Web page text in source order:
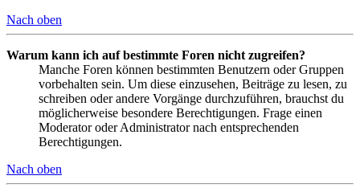
Nach oben
Warum kann ich auf bestimmte Foren nicht zugreifen?
Manche Foren können bestimmten Benutzern oder Gruppen
vorbehalten sein. Um diese einzusehen, Beiträge zu lesen, zu
schreiben oder andere Vorgänge durchzuführen, brauchst du
möglicherweise besondere Berechtigungen. Frage einen
Moderator oder Administrator nach entsprechenden
Berechtigungen.
Nach oben